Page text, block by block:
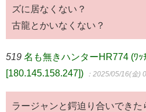
ズに居なくない？
古龍とかいなくない？
519 名も無きハンターHR774 (ﾜｯ
[180.145.158.247])
：2025/05/16(金)
ラージャンと鍔迫り合いできた